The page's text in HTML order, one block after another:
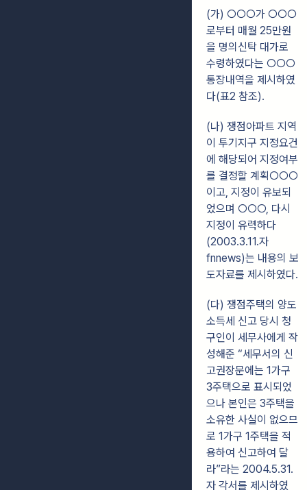
(가) ○○○가 ○○○
로부터 매월 25만원
을 명의신탁 대가로
수령하였다는 ○○○
통장내역을 제시하였
다(표2 참조).
(나) 쟁점아파트 지역
이 투기지구 지정요건
에 해당되어 지정여부
를 결정할 계획○○○
이고, 지정이 유보되
었으며 ○○○, 다시
지정이 유력하다
(2003.3.11.자
fnnews)는 내용의 보
도자료를 제시하였다.
(다) 쟁점주택의 양도
소득세 신고 당시 청
구인이 세무사에게 작
성해준 “세무서의 신
고권장문에는 1가구
3주택으로 표시되었
으나 본인은 3주택을
소유한 사실이 없으므
로 1가구 1주택을 적
용하여 신고하여 달
라”라는 2004.5.31.
자 각서를 제시하였